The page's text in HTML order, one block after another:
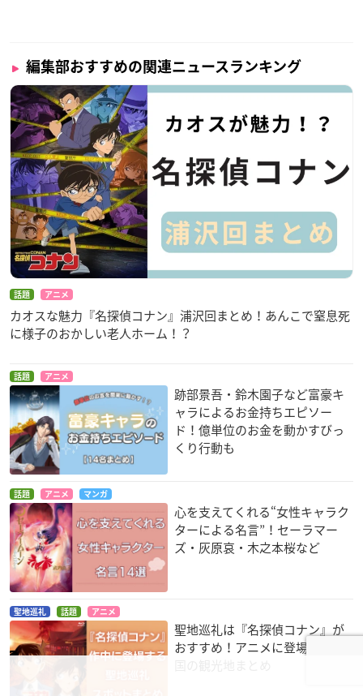
編集部おすすめの関連ニュースランキング
話題 アニメ
カオスな魅力『名探偵コナン』浦沢回まとめ！あんこで窒息死
に様子のおかしい老人ホーム！？
話題 アニメ
跡部景吾・鈴木園子など富豪キ
ャラによるお金持ちエピソー
ド！億単位のお金を動かすびっ
くり行動も
話題 アニメ マンガ
心を支えてくれる“女性キャラク
ターによる名言”！セーラマー
ズ・灰原哀・木之本桜など
聖地巡礼 話題 アニメ
聖地巡礼は『名探偵コナン』が
おすすめ！アニメに登場した全